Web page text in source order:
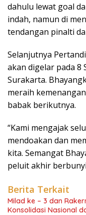
dahulu lewat goal
indah, namun di
tendangan pinalti
Selanjutnya
akan digelar pada 8
Surakarta.
meraih
babak berikutnya.
“Kami mengajak
mendoakan dan
kita. Semangat
peluit akhir
Berita Terkait
Milad ke – 3 dan
Konsolidasi Nasional